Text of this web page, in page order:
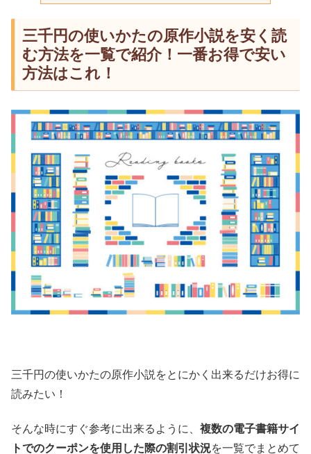
三千円の使いかたの原作小説を安く読
む方法を一覧で紹介！一番お得で安い
方法はこれ！
三千円の使いかたの原作小説をとにかく出来るだけお得に
読みたい！
そんな時にすぐ参考に出来るように、 複数の電子書籍サイ
トでのクーポンを使用した際の割引状況を一覧でまとめて